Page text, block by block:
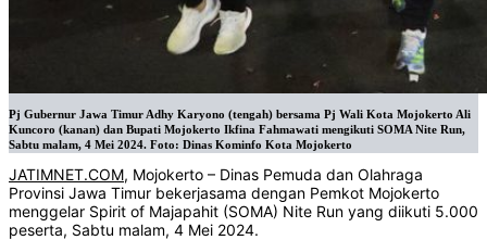
Pj Gubernur Jawa Timur Adhy Karyono (tengah) bersama Pj Wali Kota Mojokerto Ali
Kuncoro (kanan) dan Bupati Mojokerto Ikfina Fahmawati mengikuti SOMA Nite Run,
Sabtu malam, 4 Mei 2024. Foto: Dinas Kominfo Kota Mojokerto
JATIMNET.COM, Mojokerto – Dinas Pemuda dan Olahraga
Provinsi Jawa Timur bekerjasama dengan Pemkot Mojokerto
menggelar Spirit of Majapahit (SOMA) Nite Run yang diikuti 5.000
peserta, Sabtu malam, 4 Mei 2024.